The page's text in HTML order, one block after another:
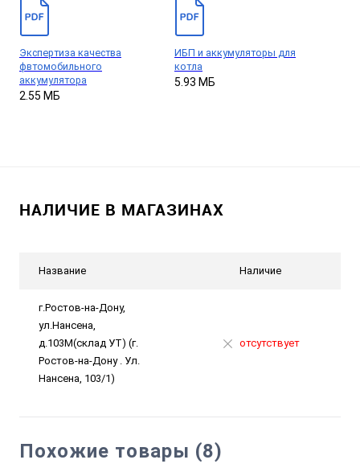
Экспертиза качества
фвтомобильного
аккумулятора
2.55 МБ
ИБП и аккумуляторы для
котла
5.93 МБ
НАЛИЧИЕ В МАГАЗИНАХ
Название Наличие
г.Ростов-на-Дону,
ул.Нансена,
д.103М(склад УТ) (г.
Ростов-на-Дону . Ул.
Нансена, 103/1)
отсутствует
Похожие товары (8)